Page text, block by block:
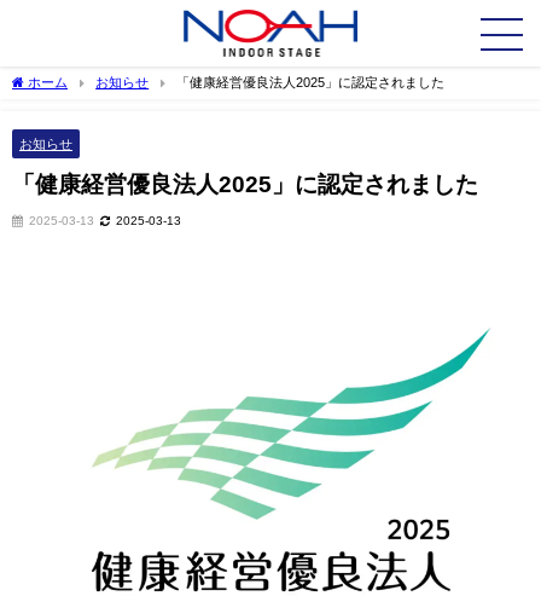
ホーム お知らせ 「健康経営優良法人2025」に認定されました
お知らせ
「健康経営優良法人2025」に認定されました
2025-03-13 2025-03-13